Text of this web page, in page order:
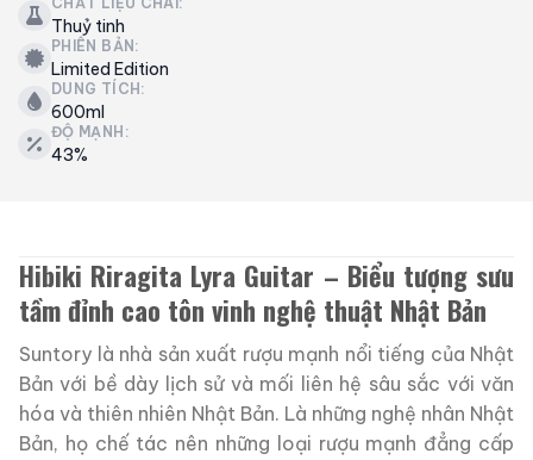
Thuỷ tinh
PHIÊN BẢN:
Limited Edition
DUNG TÍCH:
600ml
ĐỘ MẠNH:
43%
Hibiki Riragita Lyra Guitar – Biểu tượng sưu
tầm đỉnh cao tôn vinh nghệ thuật Nhật Bản
Suntory là nhà sản xuất rượu mạnh nổi tiếng của Nhật
Bản với bề dày lịch sử và mối liên hệ sâu sắc với văn
hóa và thiên nhiên Nhật Bản. Là những nghệ nhân Nhật
Bản, họ chế tác nên những loại rượu mạnh đẳng cấp